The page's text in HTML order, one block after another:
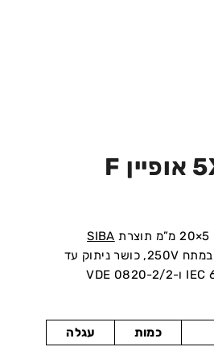
נתיכי זכוכית מהירים 5X20 אופיין F
SIBA
גרמניה, דגם 179020, בטווח זרמים 32mA עד 10A במתח 250V, כושר ניתוק עד
100A בזרמים הגבוהים, בהתאם לתקנים IEC 60127-2/2 ו-VDE 0820-2/2
כמות עגלה